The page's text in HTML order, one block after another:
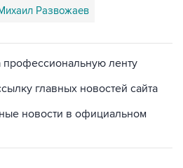
Развожаев
профессиональную ленту
главных новостей сайта
новости в официальном